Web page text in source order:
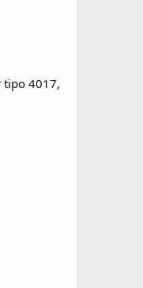
tipo 4017,